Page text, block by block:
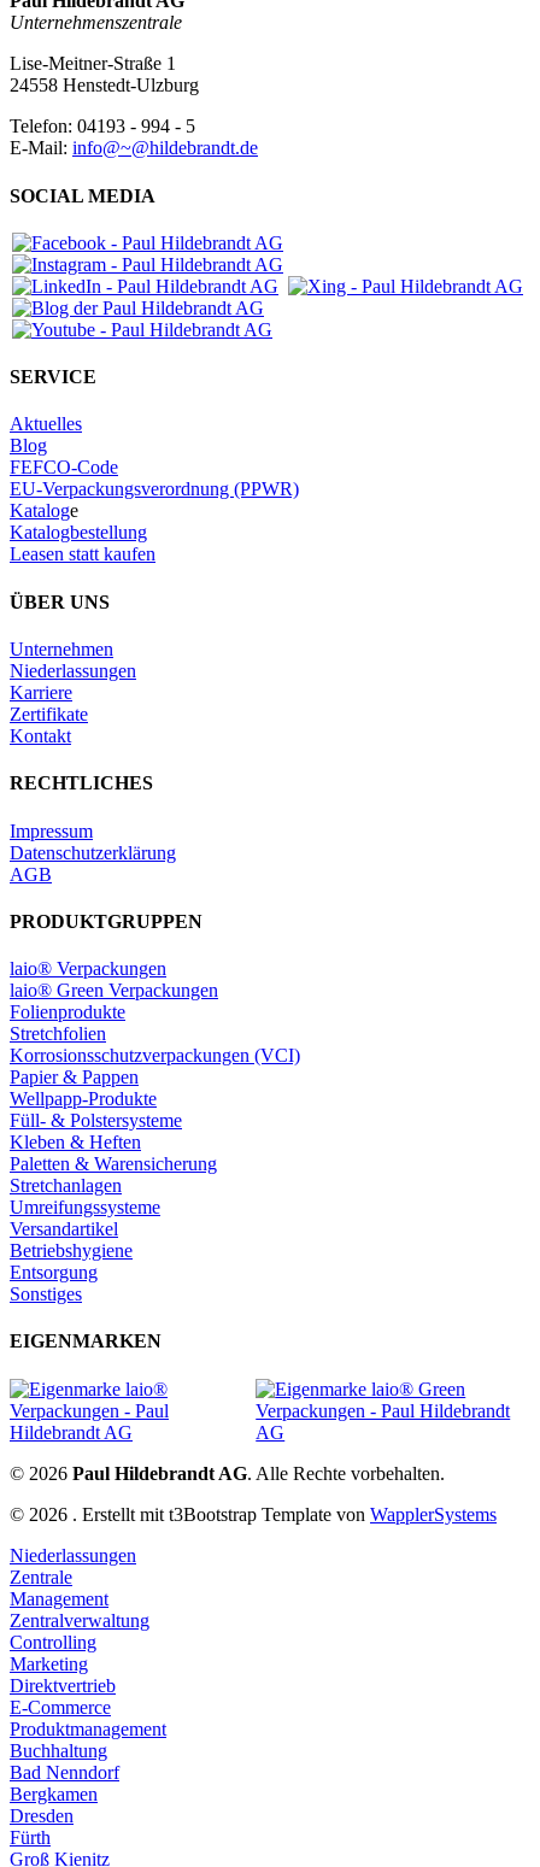
Unternehmenszentrale
Lise-Meitner-Straße 1
24558 Henstedt-Ulzburg
Telefon: 04193 - 994 - 5
E-Mail: info@~@hildebrandt.de
SOCIAL MEDIA
SERVICE
Aktuelles
Blog
FEFCO-Code
EU-Verpackungsverordnung (PPWR)
Kataloge
Katalogbestellung
Leasen statt kaufen
ÜBER UNS
Unternehmen
Niederlassungen
Karriere
Zertifikate
Kontakt
RECHTLICHES
Impressum
Datenschutzerklärung
AGB
PRODUKTGRUPPEN
laio® Verpackungen
laio® Green Verpackungen
Folienprodukte
Stretchfolien
Korrosionsschutzverpackungen (VCI)
Papier & Pappen
Wellpapp-Produkte
Füll- & Polstersysteme
Kleben & Heften
Paletten & Warensicherung
Stretchanlagen
Umreifungssysteme
Versandartikel
Betriebshygiene
Entsorgung
Sonstiges
EIGENMARKEN
© 2026 Paul Hildebrandt AG. Alle Rechte vorbehalten.
© 2026 . Erstellt mit t3Bootstrap Template von WapplerSystems
Niederlassungen
Zentrale
Management
Zentralverwaltung
Controlling
Marketing
Direktvertrieb
E-Commerce
Produktmanagement
Buchhaltung
Bad Nenndorf
Bergkamen
Dresden
Fürth
Groß Kienitz